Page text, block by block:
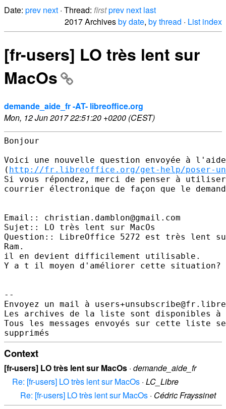
Date: prev next · Thread: firstprev next last
2017 Archivesby date, by thread · List index
[fr-users] LO très lent sur
MacOs
demande_aide_fr -AT- libreoffice.org
Mon, 12 Jun 2017 22:51:20 +0200 (CEST)
Bonjour
Voici une nouvelle question envoyée à
( http://fr.libreoffice.org/get-help/poser-
Si vous répondez, merci de penser à
courrier électronique de façon que le
Email:: christian.damblon@gmail.com
Sujet:: LO très lent sur MacOs
Question:: LibreOffice 5272 est très lent sur
Ram.
il en devient difficilement utilisable.
Y a t il moyen d'améliorer cette situation?
--
Envoyez un mail à
Les archives de la liste sont disponibles à
Tous les messages envoyés sur cette liste
Context
[fr-users] LO très lent sur MacOs · demande_aide_fr
Re: [fr-users] LO très lent sur MacOs · LC_Libre
Re: [fr-users] LO très lent sur MacOs · Cédric Frayssinet